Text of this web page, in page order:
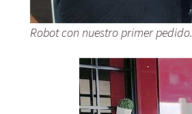
Robot con nuestro primer pedido.